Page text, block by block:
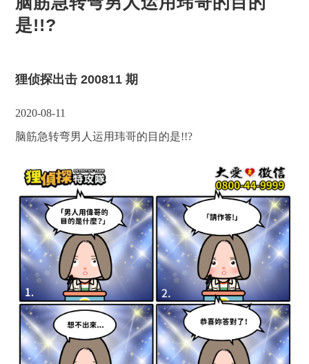
是!!?
狸侦探出击 200811 期
2020-08-11
脑筋急转弯男人运用玮哥的目的是!!?